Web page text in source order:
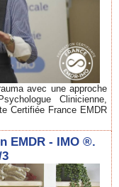
avec une approche
Clinicienne,
Certifiée France EMDR
EMDR - IMO ®.